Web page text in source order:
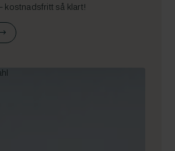
kostnadsfritt så klart!